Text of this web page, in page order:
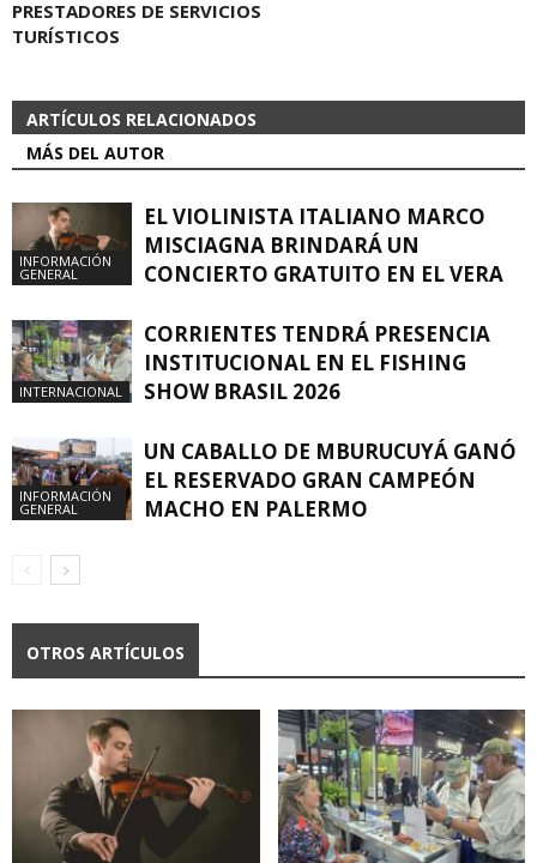
PRESTADORES DE SERVICIOS
TURÍSTICOS
ARTÍCULOS RELACIONADOS
MÁS DEL AUTOR
INFORMACIÓN
GENERAL
EL VIOLINISTA ITALIANO MARCO
MISCIAGNA BRINDARÁ UN
CONCIERTO GRATUITO EN EL VERA
INTERNACIONAL
CORRIENTES TENDRÁ PRESENCIA
INSTITUCIONAL EN EL FISHING
SHOW BRASIL 2026
INFORMACIÓN
GENERAL
UN CABALLO DE MBURUCUYÁ GANÓ
EL RESERVADO GRAN CAMPEÓN
MACHO EN PALERMO
OTROS ARTÍCULOS